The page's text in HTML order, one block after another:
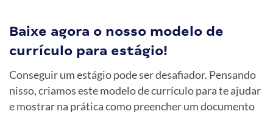
Baixe agora o nosso modelo de
currículo para estágio!
Conseguir um estágio pode ser desafiador. Pensando
nisso, criamos este modelo de currículo para te ajudar
e mostrar na prática como preencher um documento